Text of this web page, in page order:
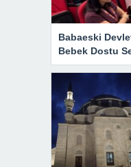
Babaeski
Bebek Dostu